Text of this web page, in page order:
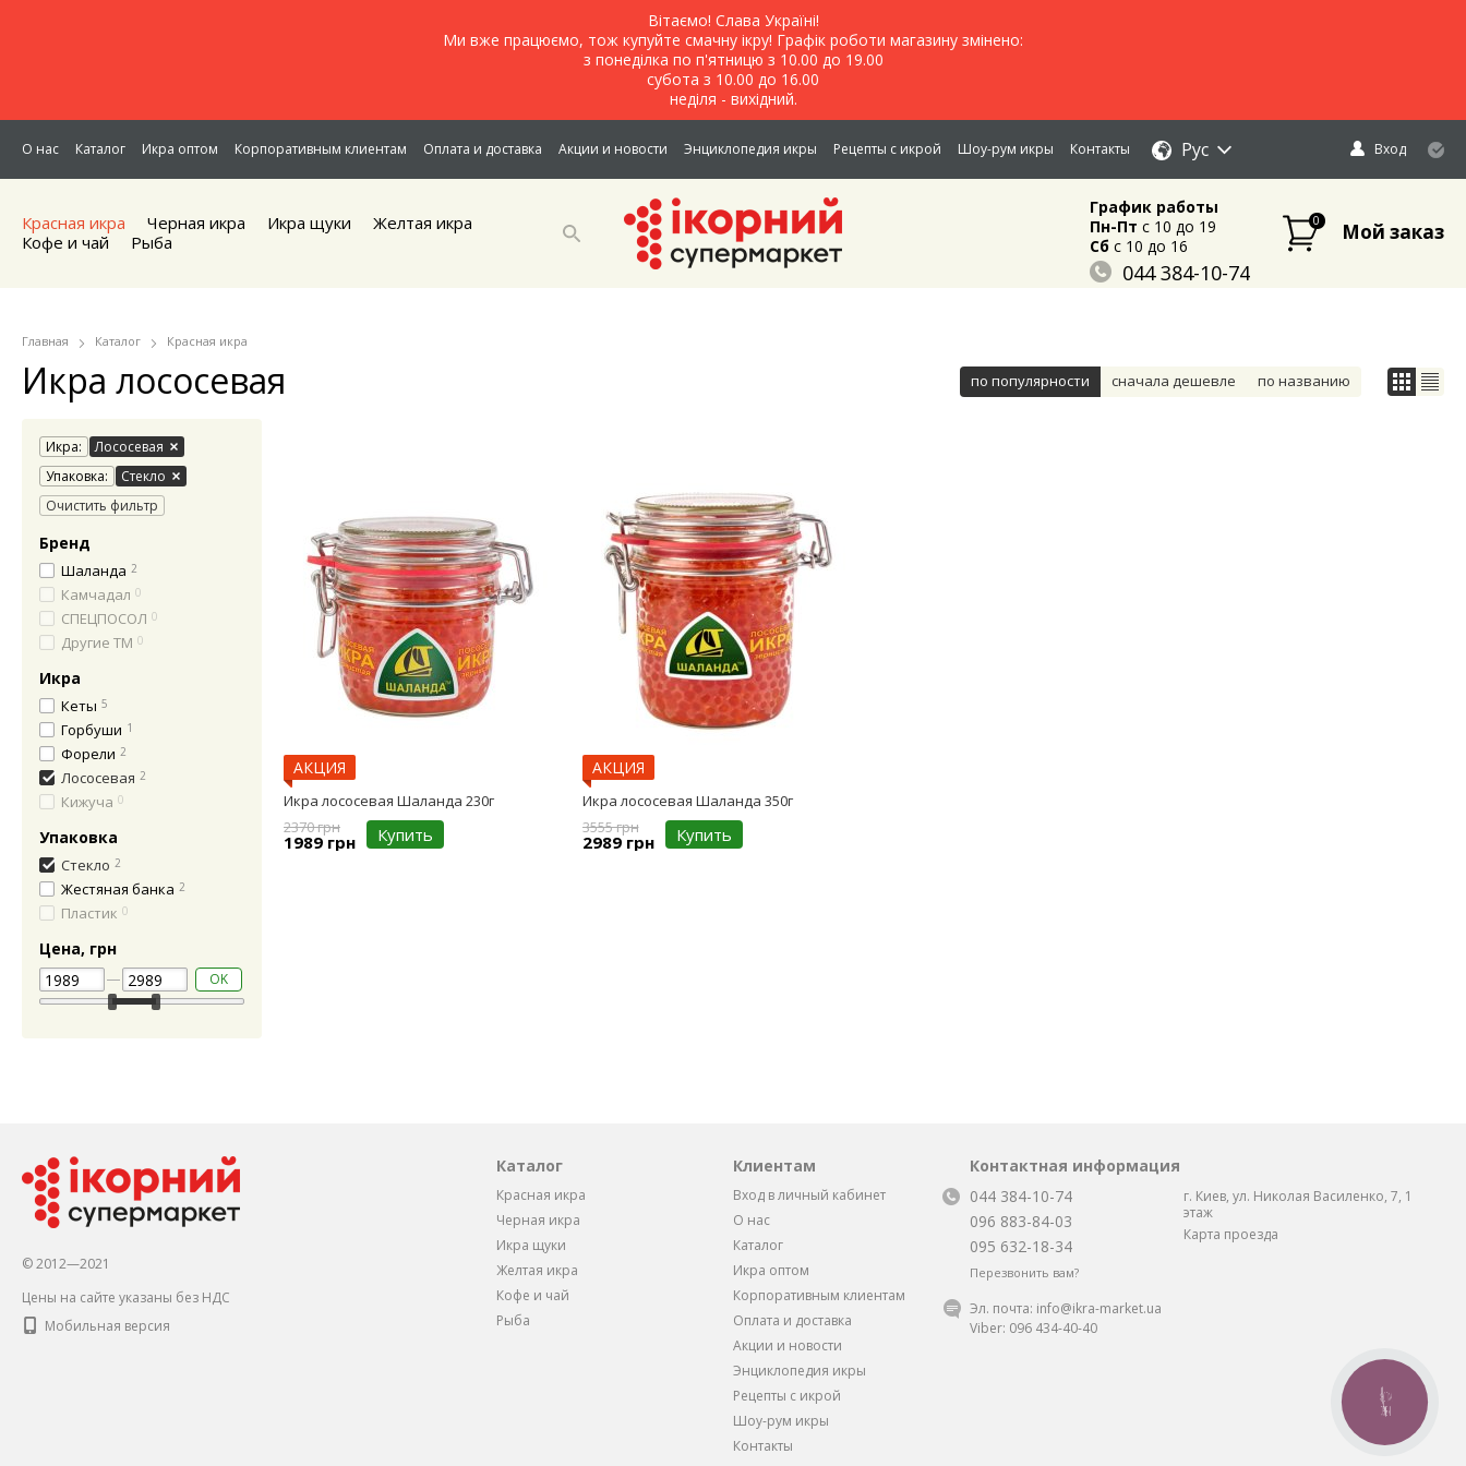
Вітаємо! Слава Україні!
Ми вже працюємо, тож купуйте смачну ікру! Графік роботи магазину змінено:
з понеділка по п'ятницю з 10.00 до 19.00
субота з 10.00 до 16.00
неділя - вихідний.
О нас Каталог Икра оптом Корпоративным клиентам Оплата и доставка Акции и новости Энциклопедия икры Рецепты с икрой Шоу-рум икры Контакты Рус Вход
Красная икра Черная икра Икра щуки
Желтая икра
Кофе и чай
Рыба
График работы
Пн-Пт c 10 до 19
Сбc 10 до 16
044 384-10-74
0 Мой заказ
Главная Каталог Красная икра
Икра лососевая по популярности сначала дешевле по названию
АКЦИЯ
Икра лососевая Шаланда 230г
2370 грн
1989 грн Купить
АКЦИЯ
Икра лососевая Шаланда 350г
3555 грн
2989 грн Купить
Икра:
Лососевая
Упаковка:
Стекло
Очистить фильтр
Бренд
Шаланда 2
Камчадал 0
СПЕЦПОСОЛ 0
Другие ТМ 0
Икра
Кеты 5
Горбуши 1
Форели 2
Лососевая 2
Кижуча 0
Упаковка
Стекло 2
Жестяная банка 2
Пластик 0
Цена, грн
OK
© 2012—2021
Цены на сайте указаны без НДС
Мобильная версия
Каталог
Красная икра
Черная икра
Икра щуки
Желтая икра
Кофе и чай
Рыба
Клиентам
Вход в личный кабинет
О нас
Каталог
Икра оптом
Корпоративным клиентам
Оплата и доставка
Акции и новости
Энциклопедия икры
Рецепты с икрой
Шоу-рум икры
Контакты
Контактная информация
044 384-10-74
096 883-84-03
095 632-18-34
Перезвонить вам?
г. Киев, ул. Николая Василенко, 7, 1
этаж
Карта проезда
Эл. почта: info@ikra-market.ua
Viber: 096 434-40-40
КНОПКА
СВЯЗИ